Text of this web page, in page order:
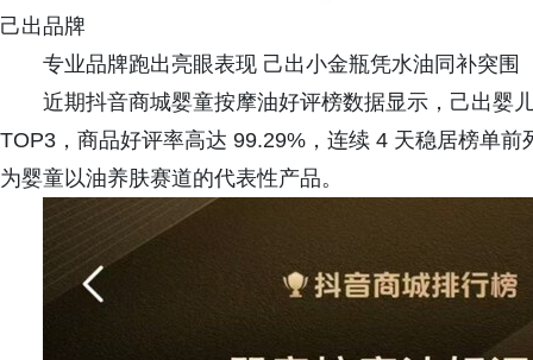
己出品牌
专业品牌跑出亮眼表现 己出小金瓶凭水油同补突围
近期抖音商城婴童按摩油好评榜数据显示，己出婴
TOP3，商品好评率高达 99.29%，连续 4 天稳居榜单
为婴童以油养肤赛道的代表性产品。